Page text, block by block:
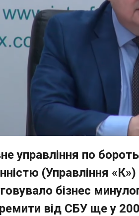
управління по
(Управління
бізнес
від СБУ ще у